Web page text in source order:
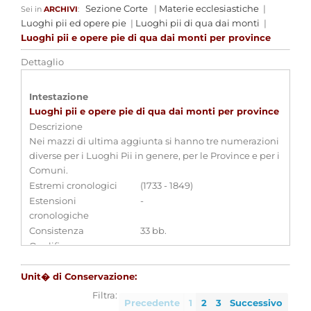
Sei in ARCHIVI: Sezione Corte | Materie ecclesiastiche |
Luoghi pii ed opere pie | Luoghi pii di qua dai monti |
Luoghi pii e opere pie di qua dai monti per province
Dettaglio
Intestazione
Luoghi pii e opere pie di qua dai monti per province
Descrizione
Nei mazzi di ultima aggiunta si hanno tre numerazioni
diverse per i Luoghi Pii in genere, per le Province e per i
Comuni.
Estremi cronologici
(1733 - 1849)
Estensioni
cronologiche
-
Consistenza
33 bb.
Qualifica
-
Strumenti di ricerca associati
Luoghi pii e opere pie in Materie ecclesiastiche
Unit� di Conservazione:
Precedente 1 2 3 Successivo
Filtra: